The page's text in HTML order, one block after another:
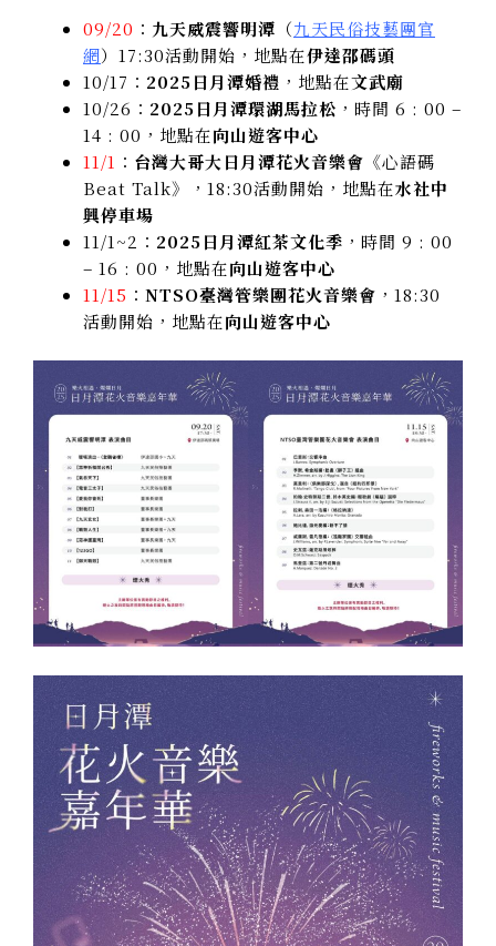
09/20 ： 九天威震響明潭 （九天民俗技藝團官
網）17:30活動開始，地點在伊達邵碼頭
10/17： 2025日月潭婚禮 ，地點在文武廟
10/26： 2025日月潭環湖馬拉松 ，時間 6 : 00 –
14 : 00，地點在向山遊客中心
11/1 ： 台灣大哥大日月潭花火音樂會 《心語碼
Beat Talk》，18:30活動開始，地點在水社中
興停車場
11/1~2： 2025日月潭紅茶文化季 ，時間 9 : 00
– 16 : 00，地點在向山遊客中心
11/15 ： NTSO臺灣管樂團花火音樂會 ，18:30
活動開始，地點在向山遊客中心